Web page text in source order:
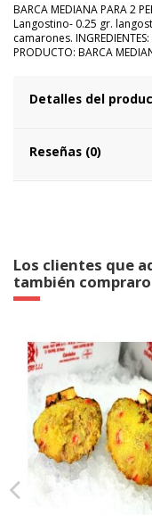
BARCA MEDIANA PARA 2
Langostino- 0.25 gr.
camarones.
PRODUCTO: BARCA
Detalles del
Reseñas (0)
Los clientes que
también